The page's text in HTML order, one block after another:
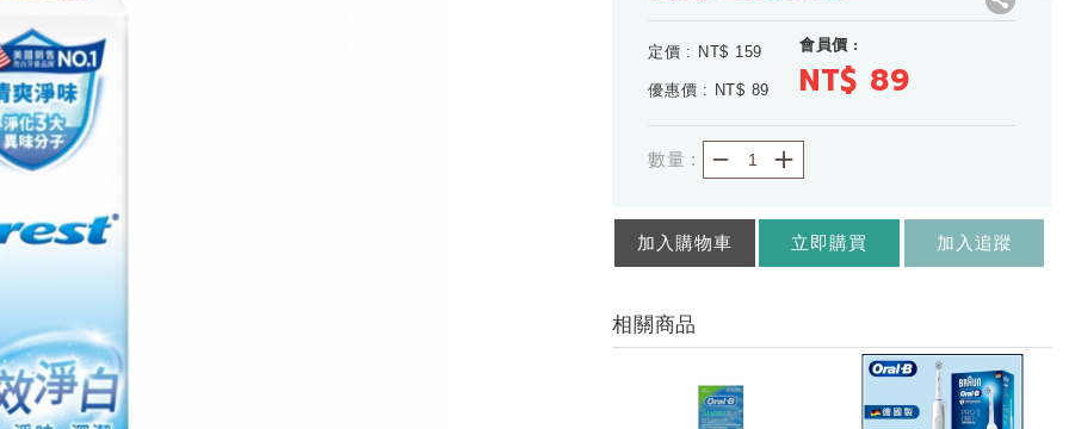
定價 : NT$ 159
優惠價 : NT$ 89
會員價 :
NT$ 89
數量 : ＋
－
加入購物車 立即購買 加入追蹤
相關商品